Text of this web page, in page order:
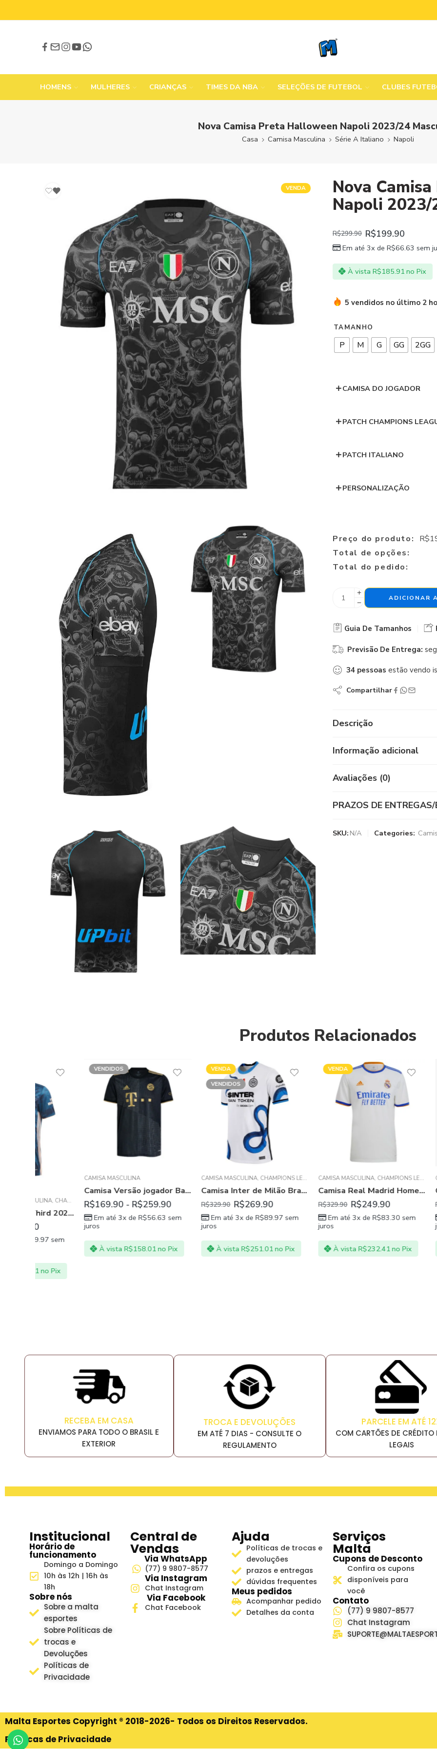
HOMENS MULHERES CRIANÇAS TIMES DA NBA SELEÇÕES DE FUTEBOL CLUBES
Nova Camisa Preta Halloween Napoli 2023/24
Casa Camisa Masculina Série A Italiano Napoli
VENDA Nova
Napoli 2023/
R$299.90 R$199.90
Em até 3x de R$66.63 sem
À vista R$185.91 no Pix
5 vendidos no último 2
TAMANHO
P M G GG 2GG
CAMISA DO JOGADOR
PATCH CHAMPIONS
PATCH ITALIANO
PERSONALIZAÇÃO
Preço do produto: R$
Total de opções:
Total do pedido:
ADICIONAR
Guia De Tamanhos
Previsão De Entrega:
34 pessoas estão vendo
Compartilhar
Descrição
Informação adicional
Avaliações (0)
PRAZOS DE
SKU: N/A Categories:
Produtos Relacionados
, PREMIER LEAGUE
VENDIDOS
CAMISA MASCULINA
Camisa Versão jogador Bayern München afastado 21/22
R$169.90 - R$259.90
Em até 3x deR$56.63sem
158.01 no Pix
VENDA
VENDIDOS
CAMISA MASCULINA,CHAMPIONS LEAGUE ,INTER DE MILÃO,SÉRIE A ITALIANO
Camisa Inter de Milão Branca AWAY 21/22 Masculina
R$329.90 269.90
Em até 3x deR$89.97sem
À vista 251.01 no Pix
VENDA
CAMISA MASCULINA,CHAMPIONS LEAGUE ,LA LIGA
Camisa Real Madrid Home 21/22 Masculina Branco
249.90
Em até 3x deR$83.30sem
À vista 232.41 no Pix
VENDA
CAMISA
Em até 3x
À vista
RECEBA EM CASA
ENVIAMOS PARA TODO O BRASIL E
EXTERIOR
TROCA E DEVOLUÇÕES
EM ATÉ 7 DIAS - CONSULTE O
REGULAMENTO
PARCELE EM ATÉ
COM CARTÕES DE CRÉDITO
LEGAIS
Institucional
Horário de
funcionamento
Domingo a Domingo
10h às 12h | 16h às
18h
Sobre nós
Sobre a malta
esportes
Sobre Políticas de
trocas e
Devoluções
Políticas de
Privacidade
Central de
Vendas
Via WhatsApp
(77) 9 9807-8577
Via Instagram
Chat Instagram
Via Facebook
Chat Facebook
Ajuda
Políticas de trocas e
devoluções
prazos e entregas
dúvidas frequentes
Meus pedidos
Acompanhar pedido
Detalhes da conta
Serviços
Malta
Cupons de Desconto
Confira os cupons
disponíveis para
você
Contato
(77) 9 9807-8577
Chat Instagram
Malta Esportes Copyright ® 2018-2026- Todos os Direitos Reservados.
Políticas de Privacidade